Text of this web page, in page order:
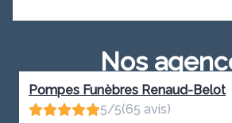
Nos
Pompes Funèbres Renaud-Belot
5/5(65 avis)